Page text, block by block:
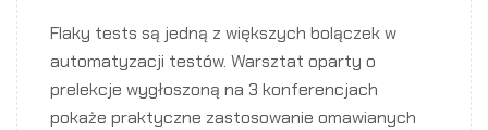
Flaky tests są jedną z większych bolączek w
automatyzacji testów. Warsztat oparty o
prelekcje wygłoszoną na 3 konferencjach
pokaże praktyczne zastosowanie omawianych